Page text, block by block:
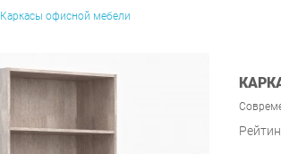
Каркасы офисной мебели